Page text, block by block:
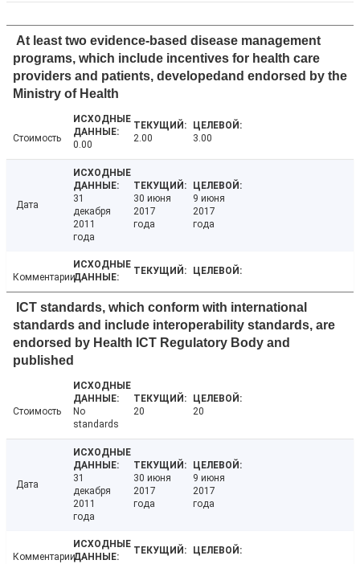
At least two evidence-based disease management
programs, which include incentives for health care
providers and patients, developedand endorsed by the
Ministry of Health
Стоимость
0.00
2.00 3.00
Дата
31
декабря
2011
года
30 июня
2017
года
9 июня
2017
года
Комментарии
ICT standards, which conform with international
standards and include interoperability standards, are
endorsed by Health ICT Regulatory Body and
published
Стоимость
No
standards
20 20
Дата
31
декабря
2011
года
30 июня
2017
года
9 июня
2017
года
Комментарии